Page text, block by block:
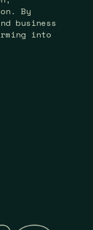
By
business
into